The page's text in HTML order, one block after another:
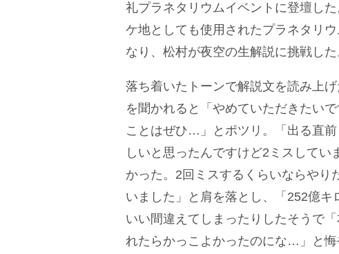
礼プラネタリウムイベントに登壇し
ケ地としても使用されたプラネタリ
なり、松村が夜空の生解説に挑戦した
落ち着いたトーンで解説文を読み上
を聞かれると「やめていただきたい
ことはぜひ…」とポツリ。「出る直
しいと思ったんですけど2ミスしてい
かった。2回ミスするくらいならやり
いました」と肩を落とし、「252億キ
いい間違えてしまったりしたそうで
れたらかっこよかったのにな…」と悔